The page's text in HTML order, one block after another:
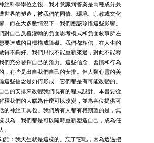
經科學學位之後，我才意識到答案是兩種成分兼
世界的塑造，被我們的同儕、環境、宗教或文化
，而在大多數情況下，我們應該珍惜這些影響。
對自己反覆灌輸的負面思考模式和負面敘事所左
要達成的目標構成障礙。我們都相信，在人生的
得不夠好。我們只恨不能重新來過，對此不能釋
們充分發揮自己的潛力。這些信念、習慣和行為
，有些是出自我們自己的安排。但人類心靈的美
這些信念是如何形成，它們都是有可能改變的。
己的安排來改變我們既有的程式設計。本書要從
釋我們的大腦為什麼可以改變，並為各位提供可
的神經工具包。我們所有人都有權期望的是，無
以為，我們都是可以隨時重新塑造自己，成為任
。
：我天生就是這樣的。忘了它吧，因為透過把